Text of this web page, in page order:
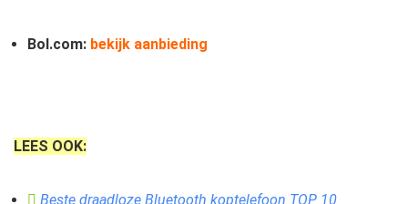
Bol.com: bekijk aanbieding
LEES OOK:
Beste draadloze Bluetooth koptelefoon TOP 10